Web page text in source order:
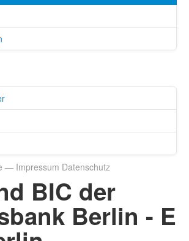
— Impressum Datenschutz
BIC der
Berlin - E